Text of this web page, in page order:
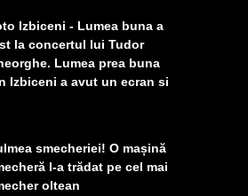
Izbiceni - Lumea buna a
la concertul lui Tudor
Lumea prea buna
Izbiceni a avut un ecran si
smecheriei! O mașină
l-a trădat pe cel mai
oltean